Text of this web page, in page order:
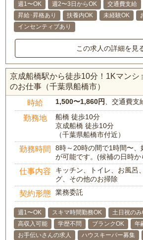
週1〜OK 週2〜3日からOK 交通費支給
昇給･昇格あり
扶養内OK 未経験OK
インセンティブあり
この求人の詳細を見
京成船橋駅から徒歩10分！1Kマンシ
のお仕事（千葉県船橋市）
時給 1,500〜1,860円 、交通費
勤務地
船橋 徒歩10分
京成船橋 徒歩10分
（千葉県船橋市付近）
勤務時間
8時～20時の間で1時間〜、
が可能です。(候補の日時か
仕事内容
キッチン、トイレ、お風呂
グ、その他のお掃除
契約形態 業務委託
週1〜OK スキマ時間勤務OK 土日祝の
高収入可能
学歴不問 ブランクOK
年
お手伝いさんの求人
ハウスキーパー募集